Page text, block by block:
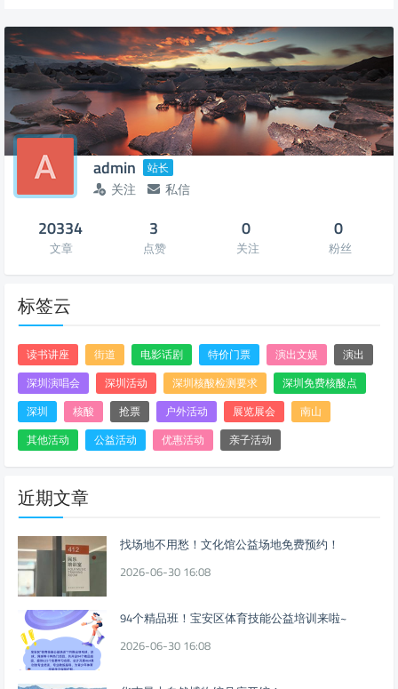
admin 站长
关注 私信
20334
文章
3
点赞
0
关注
0
粉丝
标签云
读书讲座 街道 电影话剧 特价门票 演出文娱
演出
深圳演唱会
深圳活动 深圳核酸检测要求
深圳免费核酸点
深圳
核酸 抢票 户外活动 展览展会
南山
其他活动
公益活动 优惠活动 亲子活动
近期文章
找场地不用愁！文化馆公益场地免费预约！
2026-06-30 16:08
94个精品班！宝安区体育技能公益培训来啦~
2026-06-30 16:08